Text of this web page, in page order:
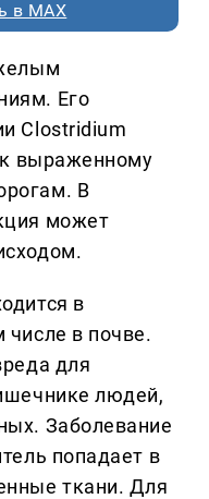
в MAX
Его
Clostridium
выраженному
В
может
в
в почве.
для
людей,
Заболевание
попадает в
ткани. Для